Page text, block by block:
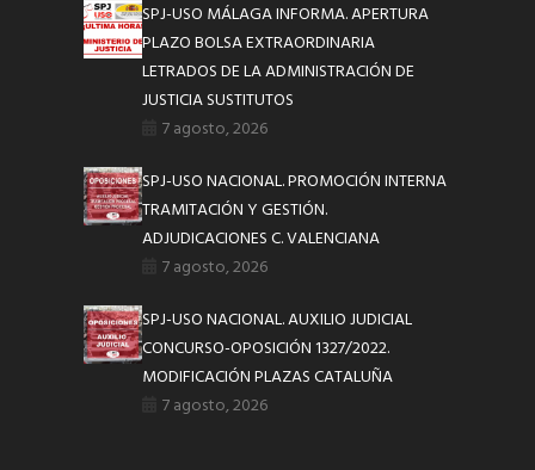
SPJ-USO MÁLAGA INFORMA. APERTURA
PLAZO BOLSA EXTRAORDINARIA
LETRADOS DE LA ADMINISTRACIÓN DE
JUSTICIA SUSTITUTOS
7 agosto, 2026
SPJ-USO NACIONAL. PROMOCIÓN INTERNA
TRAMITACIÓN Y GESTIÓN.
ADJUDICACIONES C. VALENCIANA
7 agosto, 2026
SPJ-USO NACIONAL. AUXILIO JUDICIAL
CONCURSO-OPOSICIÓN 1327/2022.
MODIFICACIÓN PLAZAS CATALUÑA
7 agosto, 2026